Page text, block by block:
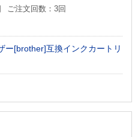
ご注文回数：3回
ー[brother]互換インクカートリ